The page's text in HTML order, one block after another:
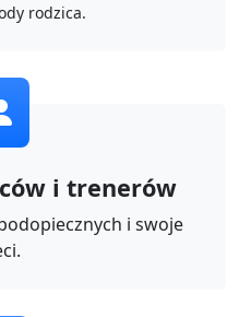
rodzica.
i trenerów
i swoje